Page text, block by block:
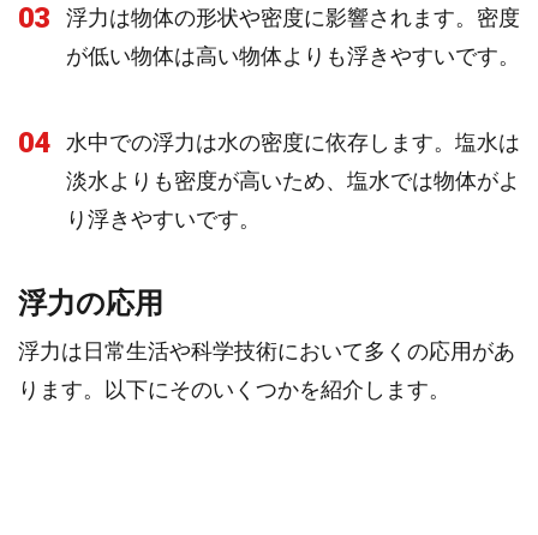
03
浮力は物体の形状や密度に影響されます。密度
が低い物体は高い物体よりも浮きやすいです。
04
水中での浮力は水の密度に依存します。塩水は
淡水よりも密度が高いため、塩水では物体がよ
り浮きやすいです。
浮力の応用
浮力は日常生活や科学技術において多くの応用があ
ります。以下にそのいくつかを紹介します。